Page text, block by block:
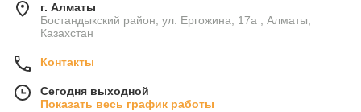
г. Алматы
Бостандыкский район, ул. Ергожина, 17а , Алматы,
Казахстан
Контакты
Сегодня выходной
Показать весь график работы